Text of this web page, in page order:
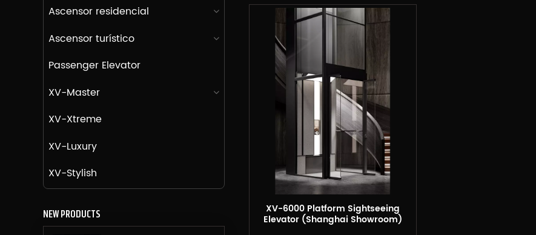
Ascensor residencial
Ascensor turístico
Passenger Elevator
XV-Master
XV-Xtreme
XV-Luxury
XV-Stylish
NEW PRODUCTS XV-6000 Platform Sightseeing
Elevator (Shanghai Showroom)